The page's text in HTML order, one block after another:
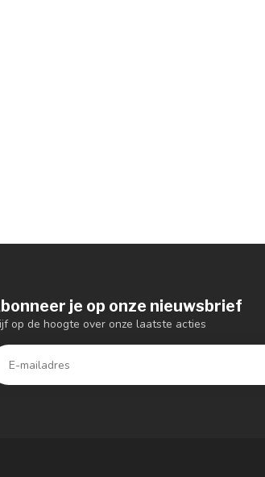
je op onze nieuwsbrief
op de hoogte over onze laatste acties